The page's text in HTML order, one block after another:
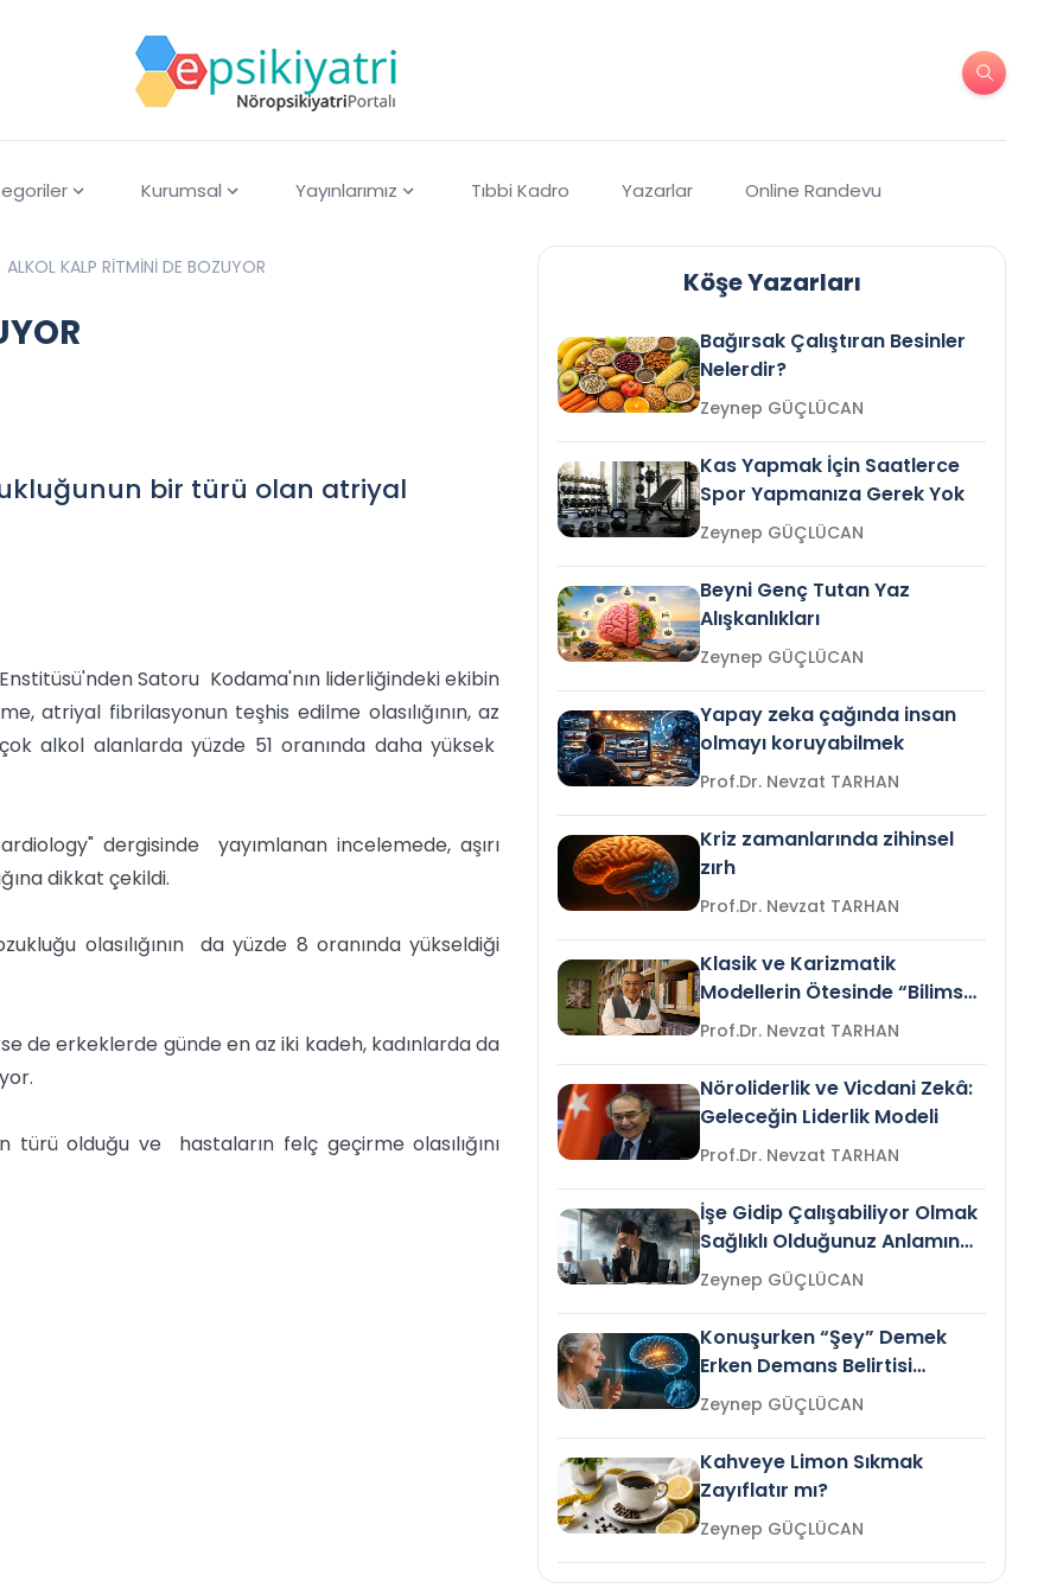
Kurumsal Yayınlarımız Tıbbi Kadro Yazarlar Online Randevu
ALKOL KALP RİTMİNİ DE BOZUYOR
bir türü olan atriyal
Satoru Kodama'nın liderliğindeki ekibin
atriyal fibrilasyonun teşhis edilme olasılığının, az
alkol alanlarda yüzde 51 oranında daha yüksek
dergisinde yayımlanan incelemede, aşırı
dikkat çekildi.
olasılığının da yüzde 8 oranında yükseldiği
de erkeklerde günde en az iki kadeh, kadınlarda da
olduğu ve hastaların felç geçirme olasılığını
Köşe Yazarları
Bağırsak Çalıştıran Besinler
Nelerdir?
Zeynep GÜÇLÜCAN
Kas Yapmak İçin Saatlerce
Spor Yapmanıza Gerek Yok
Zeynep GÜÇLÜCAN
Beyni Genç Tutan Yaz
Alışkanlıkları
Zeynep GÜÇLÜCAN
Yapay zeka çağında insan
olmayı koruyabilmek
Prof.Dr. Nevzat TARHAN
Kriz zamanlarında zihinsel
zırh
Prof.Dr. Nevzat TARHAN
Klasik ve Karizmatik
Modellerin Ötesinde “Bilimsel
Liderlik”
Prof.Dr. Nevzat TARHAN
Nöroliderlik ve Vicdani Zekâ:
Geleceğin Liderlik Modeli
Prof.Dr. Nevzat TARHAN
İşe Gidip Çalışabiliyor Olmak
Sağlıklı Olduğunuz Anlamına
Gelir mi?Zeynep GÜÇLÜCAN
Konuşurken “Şey” Demek
Erken Demans Belirtisi
Olabilir mi?Zeynep GÜÇLÜCAN
Kahveye Limon Sıkmak
Zayıflatır mı?
Zeynep GÜÇLÜCAN